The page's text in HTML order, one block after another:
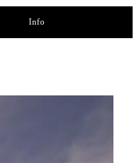
Info